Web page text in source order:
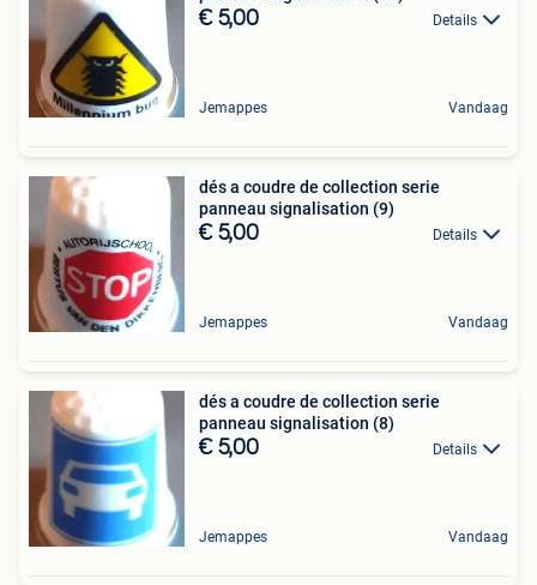
€ 5,00 Details
Jemappes Vandaag
dés a coudre de collection serie
panneau signalisation (9)
€ 5,00 Details
Jemappes Vandaag
dés a coudre de collection serie
panneau signalisation (8)
€ 5,00 Details
Jemappes Vandaag